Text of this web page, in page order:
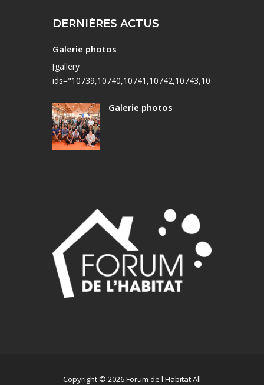
DERNIÈRES ACTUS
Galerie photos
[gallery
Galerie photos
Copyright © 2026 Forum de l'Habitat All